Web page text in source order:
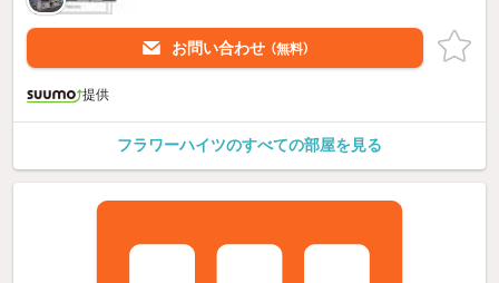
お問い合わせ （無料）
提供
フラワーハイツのすべての部屋を見る